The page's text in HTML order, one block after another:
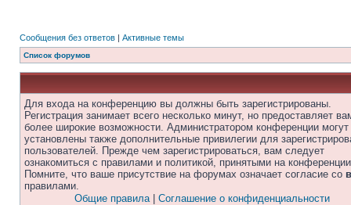
Сообщения без ответов | Активные темы
Список форумов
Для входа на конференцию вы должны быть зарегистрированы.
Регистрация занимает всего несколько минут, но предоставляет
более широкие возможности. Администратором конференции
установлены также дополнительные привилегии для
пользователей. Прежде чем зарегистрироваться, вам следует
ознакомиться с правилами и политикой, принятыми на
Помните, что ваше присутствие на форумах означает согласие со
правилами.
Общие правила| Соглашение о конфиденциальности